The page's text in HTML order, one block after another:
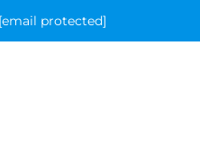
[email protected]